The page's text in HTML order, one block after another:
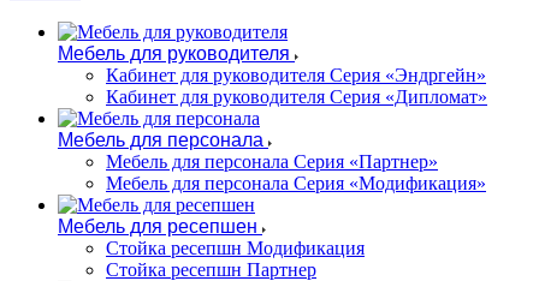
Мебель для руководителя
Кабинет для руководителя Серия «Эндргейн»
Кабинет для руководителя Серия «Дипломат»
Мебель для персонала
Мебель для персонала Серия «Партнер»
Мебель для персонала Серия «Модификация»
Мебель для ресепшен
Стойка ресепшн Модификация
Стойка ресепшн Партнер